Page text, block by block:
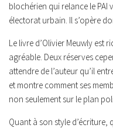
blochérien qui relance le PAI
électorat urbain. Il s’opère
Le livre d’Olivier Meuwly est
agréable. Deux réserves
attendre de l’auteur qu’il
et montre comment ses
non seulement sur le plan
Quant à son style